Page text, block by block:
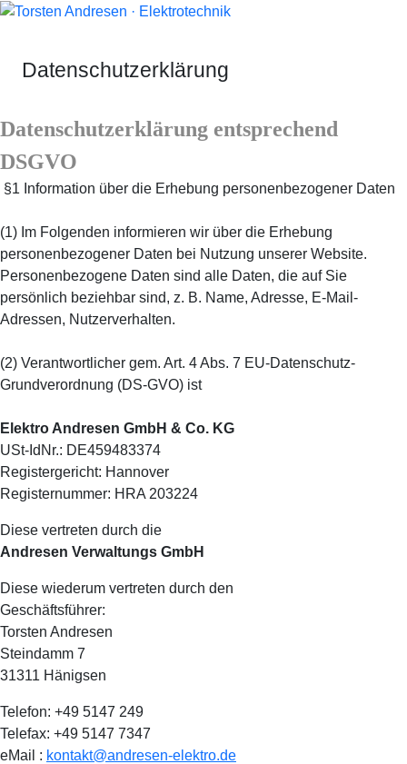
Datenschutzerklärung
Datenschutzerklärung entsprechend
DSGVO
§1 Information über die Erhebung personenbezogener Daten
(1) Im Folgenden informieren wir über die Erhebung
personenbezogener Daten bei Nutzung unserer Website.
Personenbezogene Daten sind alle Daten, die auf Sie
persönlich beziehbar sind, z. B. Name, Adresse, E-Mail-
Adressen, Nutzerverhalten.
(2) Verantwortlicher gem. Art. 4 Abs. 7 EU-Datenschutz-
Grundverordnung (DS-GVO) ist
Elektro Andresen GmbH & Co. KG
USt-IdNr.: DE459483374
Registergericht: Hannover
Registernummer: HRA 203224
Diese vertreten durch die
Andresen Verwaltungs GmbH
Diese wiederum vertreten durch den
Geschäftsführer:
Torsten Andresen
Steindamm 7
31311 Hänigsen
Telefon: +49 5147 249
Telefax: +49 5147 7347
eMail : kontakt@andresen-elektro.de